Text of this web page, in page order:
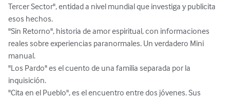
Tercer Sector", entidad a nivel mundial que investiga y publicita
esos hechos.
"Sin Retorno", historia de amor espiritual, con informaciones
reales sobre experiencias paranormales. Un verdadero Mini
manual.
"Los Pardo" es el cuento de una familia separada por la
inquisición.
"Cita en el Pueblo", es el encuentro entre dos jóvenes. Sus